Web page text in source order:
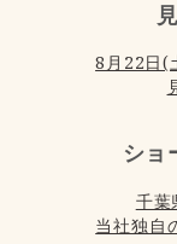
8月22日(
ショ
千葉
当社独自